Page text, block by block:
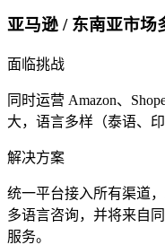
亚马逊 / 东南亚市场
面临挑战
同时运营 Amazon、
大，语言多样（泰语、印
解决方案
统一平台接入所有渠道
多语言咨询，并将来自
服务。